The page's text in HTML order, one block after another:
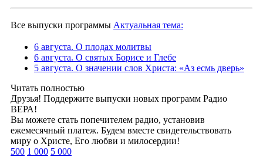
Все выпуски программы Актуальная тема:
6 августа. О плодах молитвы
6 августа. О святых Борисе и Глебе
5 августа. О значении слов Христа: «Аз есмь дверь»
Читать полностью
Друзья! Поддержите выпуски новых программ Радио
ВЕРА!
Вы можете стать попечителем радио, установив
ежемесячный платеж. Будем вместе свидетельствовать
миру о Христе, Его любви и милосердии!
500 1 000 5 000